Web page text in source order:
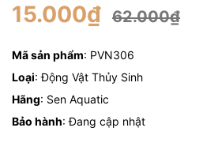
15.000₫ 62.000₫
Mã sản phẩm: PVN306
Loại: Động Vật Thủy Sinh
Hãng: Sen Aquatic
Bảo hành: Đang cập nhật